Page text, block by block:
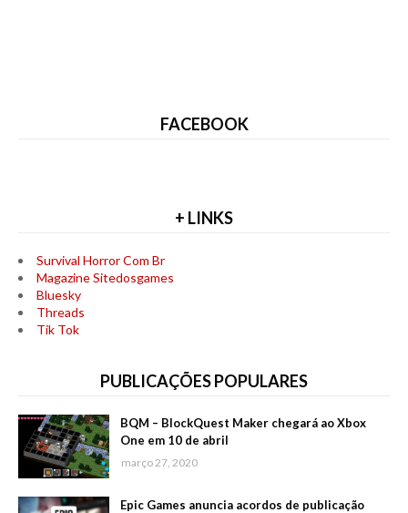
FACEBOOK
+ LINKS
Survival Horror Com Br
Magazine Sitedosgames
Bluesky
Threads
Tik Tok
PUBLICAÇÕES POPULARES
BQM – BlockQuest Maker chegará ao Xbox
One em 10 de abril
março 27, 2020
Epic Games anuncia acordos de publicação